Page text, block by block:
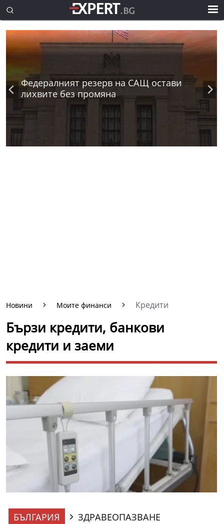
Федералният резерв на САЩ остави
лихвите без промяна
Новини Моите финанси Кредити
Бързи кредити, банкови
кредити и заеми
БЪЛГАРИЯ
ЗДРАВЕОПАЗВАНЕ